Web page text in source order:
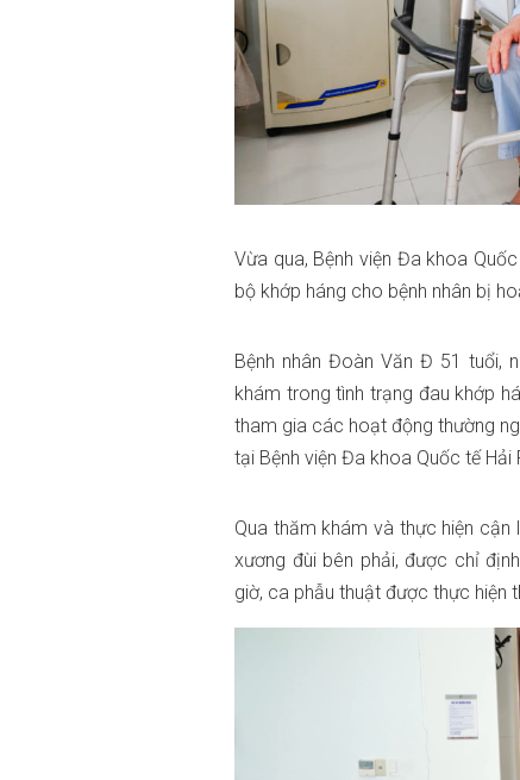
Vừa qua, Bệnh viện Đa khoa
bộ khớp háng cho bệnh nhân bị
Bệnh nhân Đoàn Văn Đ 51 tuổi,
khám trong tình trạng đau khớp
tham gia các hoạt động thường
tại Bệnh viện Đa khoa Quốc tế
Qua thăm khám và thực hiện
xương đùi bên phải, được chỉ
giờ, ca phẫu thuật được thực hiện